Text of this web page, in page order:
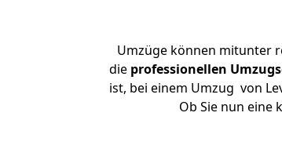
Umzüge können mitunter
die professionellen
ist, bei einem Umzug von
Ob Sie nun eine